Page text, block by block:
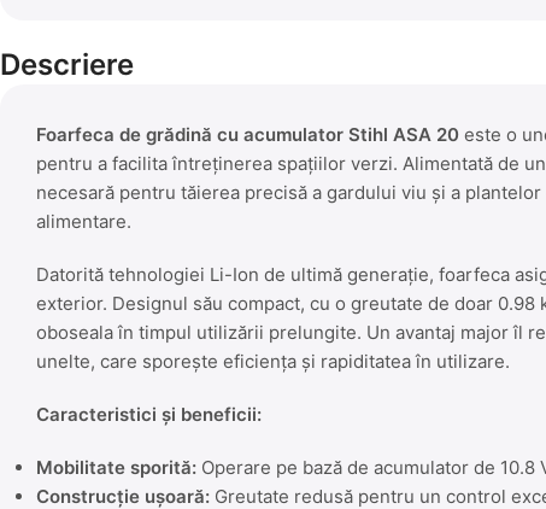
Descriere
Foarfeca de grădină cu acumulator Stihl ASA 20 este o
pentru a facilita întreținerea spațiilor verzi. Alimentată de
necesară pentru tăierea precisă a gardului viu și a
alimentare.
Datorită tehnologiei Li-Ion de ultimă generație, foarfeca
exterior. Designul său compact, cu o greutate de doar
oboseala în timpul utilizării prelungite. Un avantaj major îl
unelte, care sporește eficiența și rapiditatea în utilizare.
Caracteristici și beneficii:
Mobilitate sporită: Operare pe bază de acumulator de
Construcție ușoară: Greutate redusă pentru un control